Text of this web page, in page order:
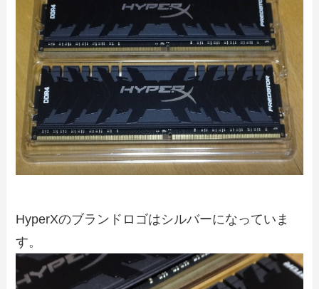
HyperXのブランドロゴはシルバーになっていま
す。